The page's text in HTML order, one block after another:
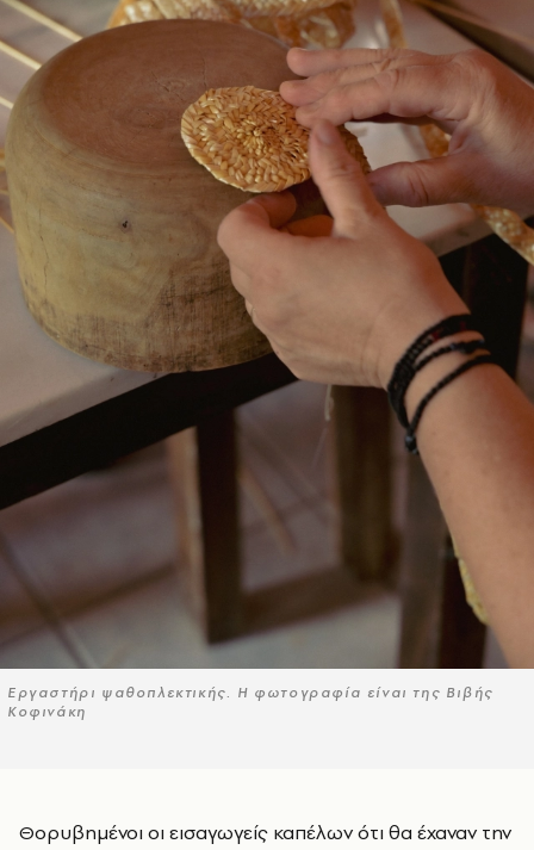
Εργαστήρι ψαθοπλεκτικής. Η φωτογραφία είναι της Βιβής
Κοφινάκη
Θορυβημένοι οι εισαγωγείς καπέλων ότι θα έχαναν την